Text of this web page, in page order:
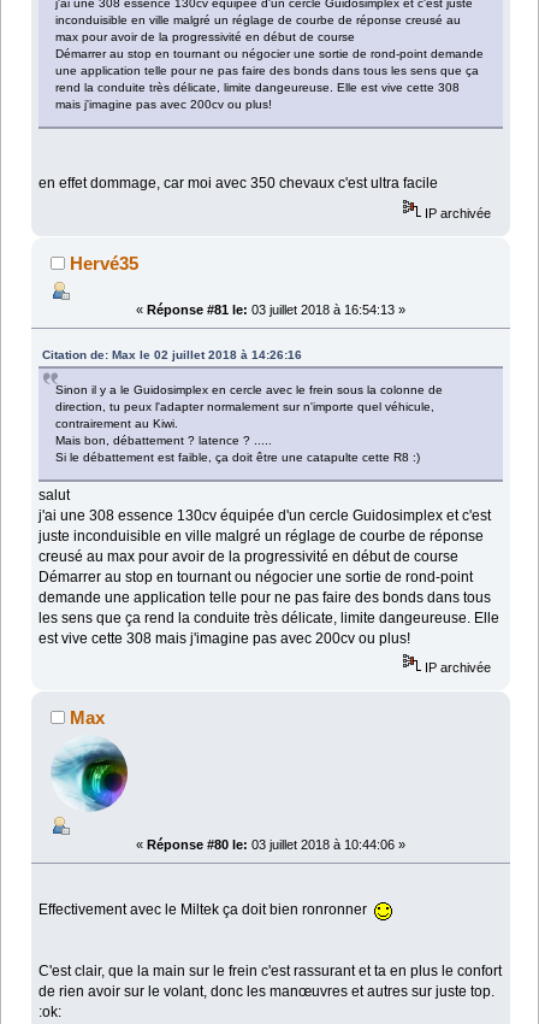
j'ai une 308 essence 130cv équipée d'un cercle Guidosimplex et c'est juste
inconduisible en ville malgré un réglage de courbe de réponse creusé au
max pour avoir de la progressivité en début de course
Démarrer au stop en tournant ou négocier une sortie de rond-point demande
une application telle pour ne pas faire des bonds dans tous les sens que ça
rend la conduite très délicate, limite dangeureuse. Elle est vive cette 308
mais j'imagine pas avec 200cv ou plus!
en effet dommage, car moi avec 350 chevaux c'est ultra facile
IP archivée
Hervé35
« Réponse #81 le: 03 juillet 2018 à 16:54:13 »
Citation de: Max le 02 juillet 2018 à 14:26:16
Sinon il y a le Guidosimplex en cercle avec le frein sous la colonne de
direction, tu peux l'adapter normalement sur n'importe quel véhicule,
contrairement au Kiwi.
Mais bon, débattement ? latence ? .....
Si le débattement est faible, ça doit être une catapulte cette R8 :)
salut
j'ai une 308 essence 130cv équipée d'un cercle Guidosimplex et c'est
juste inconduisible en ville malgré un réglage de courbe de réponse
creusé au max pour avoir de la progressivité en début de course
Démarrer au stop en tournant ou négocier une sortie de rond-point
demande une application telle pour ne pas faire des bonds dans tous
les sens que ça rend la conduite très délicate, limite dangeureuse. Elle
est vive cette 308 mais j'imagine pas avec 200cv ou plus!
IP archivée
Max
« Réponse #80 le: 03 juillet 2018 à 10:44:06 »
Effectivement avec le Miltek ça doit bien ronronner
C'est clair, que la main sur le frein c'est rassurant et ta en plus le confort
de rien avoir sur le volant, donc les manœuvres et autres sur juste top.
:ok: